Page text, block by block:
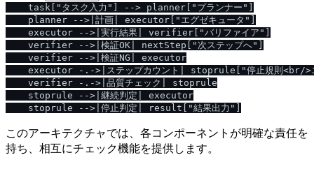
    task["タスク入力"] --> planner["プランナー"]
    planner -->|計画| executor["エグゼキュータ"]
    executor -->|実行結果| verifier["バリファイア"]
    verifier -->|検証OK| nextStep["次ステップへ"]
    verifier -->|検証NG| executor
executor -.->|ステップカウント| stoprule["停止規則<br/>
    verifier -.->|品質チェック| stoprule
    stoprule -->|継続判定| executor
このアーキテクチャでは、各コンポーネントが明確な責任を
持ち、相互にチェック機能を提供します。